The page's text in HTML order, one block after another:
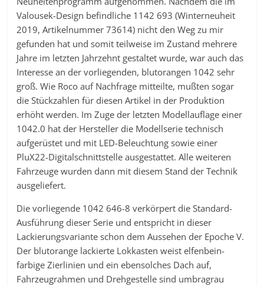
Valousek-Design befindliche 1142 693 (Winterneuheit
2019, Artikelnummer 73614) nicht den Weg zu mir
gefunden hat und somit teilweise im Zustand mehrere
Jahre im letzten Jahrzehnt gestaltet wurde, war auch das
Interesse an der vorliegenden, blutorangen 1042 sehr
groß. Wie Roco auf Nachfrage mitteilte, mußten sogar
die Stückzahlen für diesen Artikel in der Produktion
erhöht werden. Im Zuge der letzten Modellauflage einer
1042.0 hat der Hersteller die Modellserie technisch
aufgerüstet und mit LED-Beleuchtung sowie einer
PluX22-Digitalschnittstelle ausgestattet. Alle weiteren
Fahrzeuge wurden dann mit diesem Stand der Technik
ausgeliefert.
Die vorliegende 1042 646-8 verkörpert die Standard-
Ausführung dieser Serie und entspricht in dieser
Lackierungsvariante schon dem Aussehen der Epoche V.
Der blutorange lackierte Lokkasten weist elfenbein-
farbige Zierlinien und ein ebensolches Dach auf,
Fahrzeugrahmen und Drehgestelle sind umbragrau